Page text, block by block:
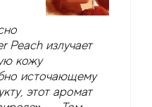
Peach излучает
кожу
источающему
этот аромат